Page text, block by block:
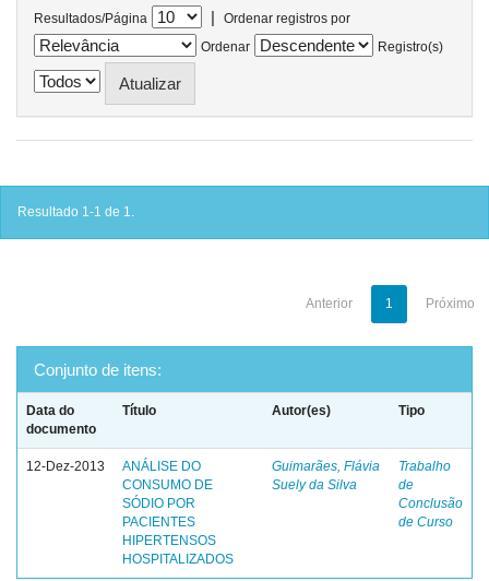
Resultados/Página |
Ordenar registros por
Ordenar
Registro(s)
Resultado 1-1 de 1.
Anterior 1 Próximo
Conjunto de itens:
Data do
documento
Título Autor(es) Tipo
12-Dez-2013
ANÁLISE DO
CONSUMO DE
SÓDIO POR
PACIENTES
HIPERTENSOS
HOSPITALIZADOS
Guimarães, Flávia
Suely da Silva
Trabalho
de
Conclusão
de Curso